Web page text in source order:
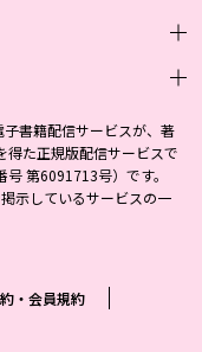
書籍配信サービスが、著
得た正規版配信サービスで
第6091713号）です。
示しているサービスの一
・会員規約